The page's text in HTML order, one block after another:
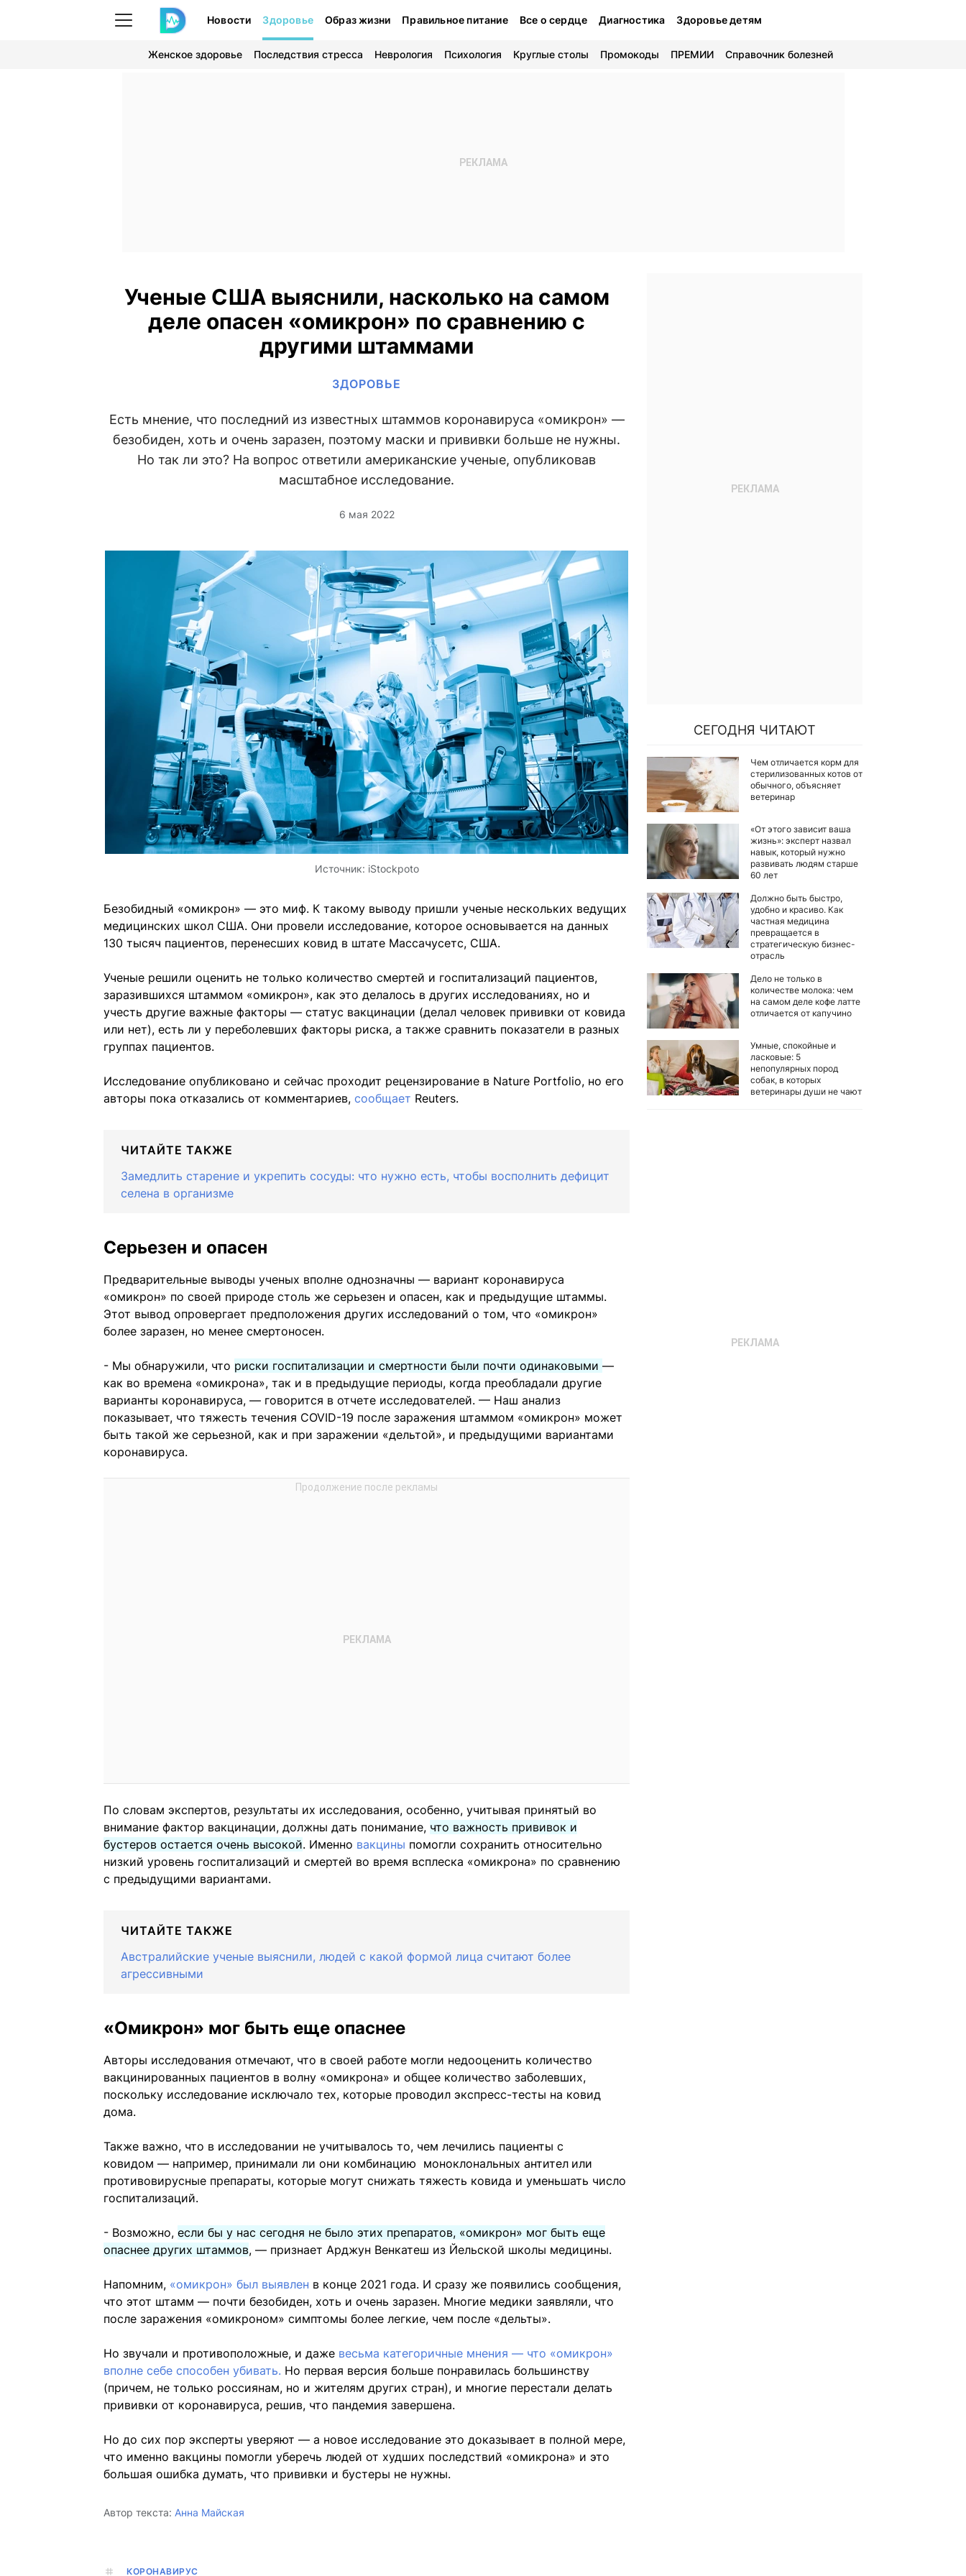
Новости Здоровье Образ жизни Правильное питание Все о сердце Диагностика Здоровье детям
Женское здоровье Последствия стресса Неврология Психология Круглые столы Промокоды ПРЕМИИ Справочник болезней
Ученые США выяснили, насколько на самом
деле опасен «омикрон» по сравнению с
другими штаммами
ЗДОРОВЬЕ
Есть мнение, что последний из известных штаммов коронавируса «омикрон» —
безобиден, хоть и очень заразен, поэтому маски и прививки больше не нужны.
Но так ли это? На вопрос ответили американские ученые, опубликовав
масштабное исследование.
6 мая 2022
Источник: iStockpoto
Безобидный «омикрон» — это миф. К такому выводу пришли ученые нескольких ведущих
медицинских школ США. Они провели исследование, которое основывается на данных
130 тысяч пациентов, перенесших ковид в штате Массачусетс, США.
Ученые решили оценить не только количество смертей и госпитализаций пациентов,
заразившихся штаммом «омикрон», как это делалось в других исследованиях, но и
учесть другие важные факторы — статус вакцинации (делал человек прививки от ковида
или нет), есть ли у переболевших факторы риска, а также сравнить показатели в разных
группах пациентов.
Исследование опубликовано и сейчас проходит рецензирование в Nature Portfolio, но его
авторы пока отказались от комментариев, сообщает Reuters.
ЧИТАЙТЕ ТАКЖЕ
Замедлить старение и укрепить сосуды: что нужно есть, чтобы восполнить дефицит
селена в организме
Серьезен и опасен
Предварительные выводы ученых вполне однозначны — вариант коронавируса
«омикрон» по своей природе столь же серьезен и опасен, как и предыдущие штаммы.
Этот вывод опровергает предположения других исследований о том, что «омикрон»
более заразен, но менее смертоносен.
- Мы обнаружили, что риски госпитализации и смертности были почти одинаковыми —
как во времена «омикрона», так и в предыдущие периоды, когда преобладали другие
варианты коронавируса, — говорится в отчете исследователей. — Наш анализ
показывает, что тяжесть течения COVID-19 после заражения штаммом «омикрон» может
быть такой же серьезной, как и при заражении «дельтой», и предыдущими вариантами
коронавируса.
По словам экспертов, результаты их исследования, особенно, учитывая принятый во
внимание фактор вакцинации, должны дать понимание, что важность прививок и
бустеров остается очень высокой. Именно вакцины помогли сохранить относительно
низкий уровень госпитализаций и смертей во время всплеска «омикрона» по сравнению
с предыдущими вариантами.
ЧИТАЙТЕ ТАКЖЕ
Австралийские ученые выяснили, людей с какой формой лица считают более
агрессивными
«Омикрон» мог быть еще опаснее
Авторы исследования отмечают, что в своей работе могли недооценить количество
вакцинированных пациентов в волну «омикрона» и общее количество заболевших,
поскольку исследование исключало тех, которые проводил экспресс-тесты на ковид
дома.
Также важно, что в исследовании не учитывалось то, чем лечились пациенты с
ковидом — например, принимали ли они комбинацию моноклональных антител или
противовирусные препараты, которые могут снижать тяжесть ковида и уменьшать число
госпитализаций.
- Возможно, если бы у нас сегодня не было этих препаратов, «омикрон» мог быть еще
опаснее других штаммов, — признает Арджун Венкатеш из Йельской школы медицины.
Напомним, «омикрон» был выявлен в конце 2021 года. И сразу же появились сообщения,
что этот штамм — почти безобиден, хоть и очень заразен. Многие медики заявляли, что
после заражения «омикроном» симптомы более легкие, чем после «дельты».
Но звучали и противоположные, и даже весьма категоричные мнения — что «омикрон»
вполне себе способен убивать. Но первая версия больше понравилась большинству
(причем, не только россиянам, но и жителям других стран), и многие перестали делать
прививки от коронавируса, решив, что пандемия завершена.
Но до сих пор эксперты уверяют — а новое исследование это доказывает в полной мере,
что именно вакцины помогли уберечь людей от худших последствий «омикрона» и это
большая ошибка думать, что прививки и бустеры не нужны.
Автор текста: Анна Майская
КОРОНАВИРУС
СЕГОДНЯ ЧИТАЮТ
Чем отличается корм для
стерилизованных котов от
обычного, объясняет
ветеринар
«От этого зависит ваша
жизнь»: эксперт назвал
навык, который нужно
развивать людям старше
60 лет
Должно быть быстро,
удобно и красиво. Как
частная медицина
превращается в
стратегическую бизнес-
отрасль
Дело не только в
количестве молока: чем
на самом деле кофе латте
отличается от капучино
Умные, спокойные и
ласковые: 5
непопулярных пород
собак, в которых
ветеринары души не чают